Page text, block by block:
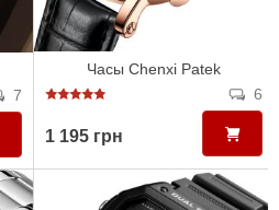
7
Часы Chenxi Patek
6
1 195 грн